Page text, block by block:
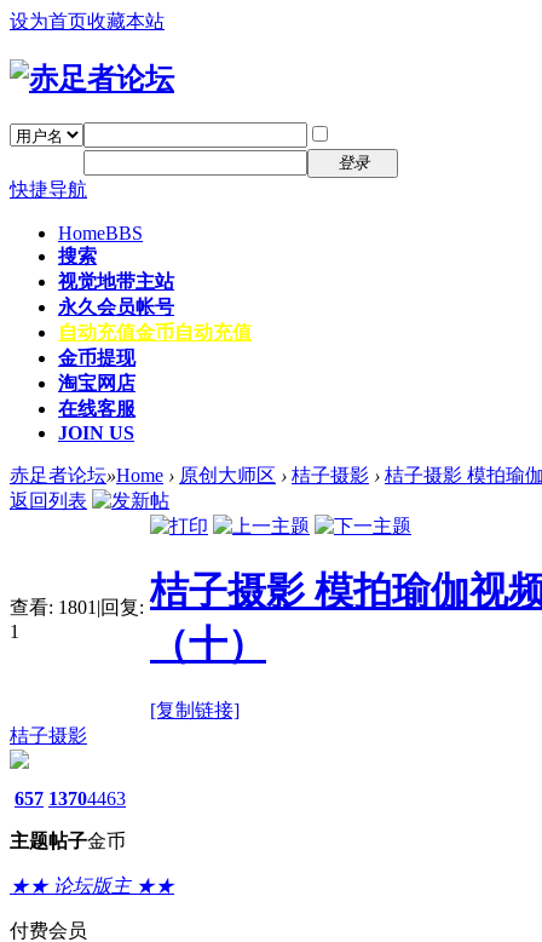
设为首页收藏本站
登录
快捷导航
HomeBBS
搜索
视觉地带主站
永久会员帐号
自动充值金币自动充值
金币提现
淘宝网店
在线客服
JOIN US
赤足者论坛»Home › 原创大师区 › 桔子摄影 › 桔子摄影 模拍瑜
返回列表
查看: 1801 |回复:
1
桔子摄影 模拍瑜伽视
（十）
[复制链接]
桔子摄影
657
主题
1370
帖子
4463
金币
★★ 论坛版主 ★★
付费会员